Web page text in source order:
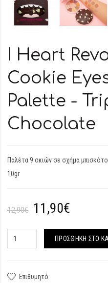
I Heart
Cookie
Palette -
Chocolate
Παλέτα 9 σκιών σε σχήμα
10gr
12,90€ 11,90€
ΠΡΟΣΘΉΚΗ ΣΤΟ
Επιθυμητό